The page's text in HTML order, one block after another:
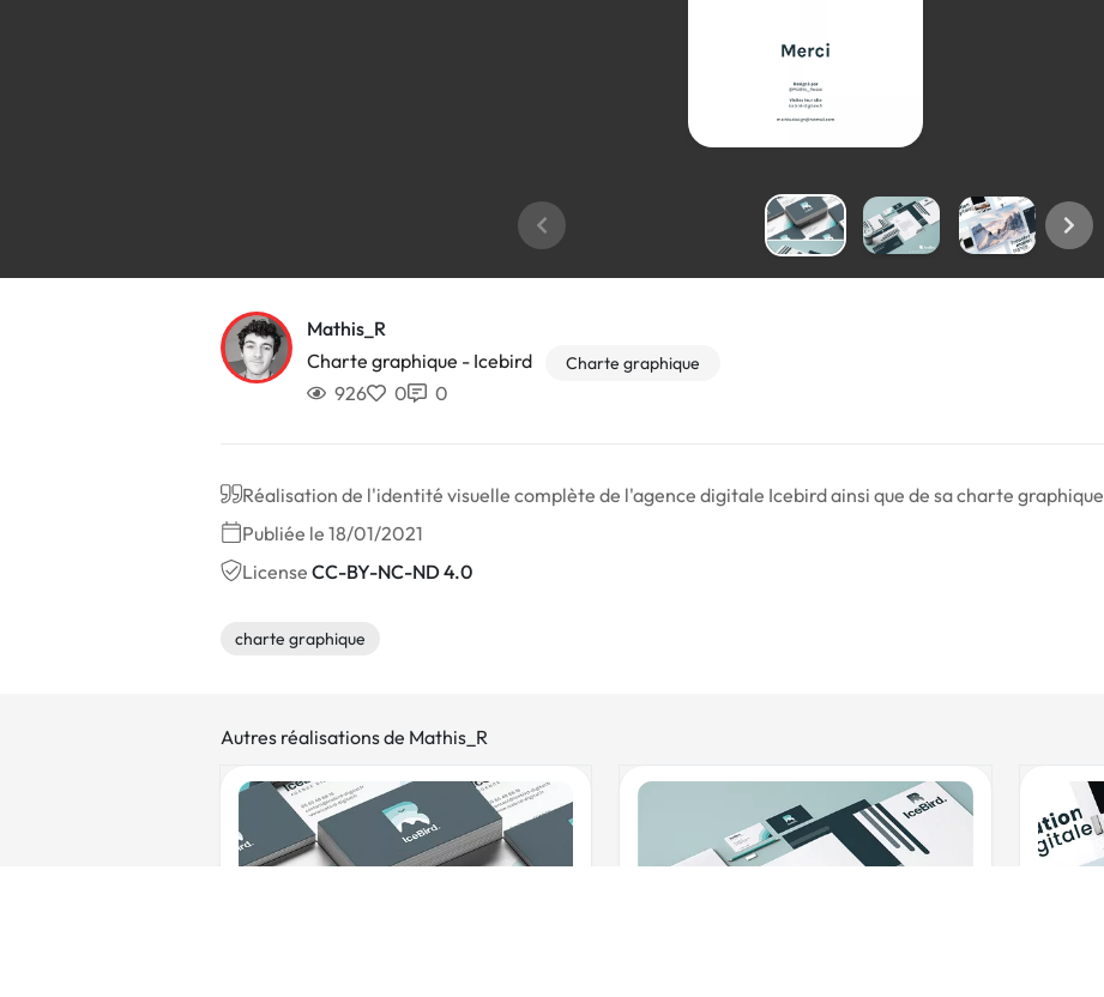
Mathis_R
Charte graphique - Icebird
Charte graphique
926 0 0
Réalisation de l'identité visuelle complète de l'agence digitale Icebird ainsi que de sa charte graphique
Publiée le 18/01/2021
License CC-BY-NC-ND 4.0
charte graphique
Autres réalisations de Mathis_R